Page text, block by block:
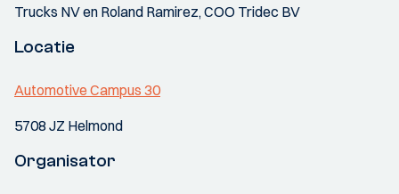
Trucks NV en Roland Ramirez, COO Tridec BV
Locatie
Automotive Campus 30
5708 JZ Helmond
Organisator